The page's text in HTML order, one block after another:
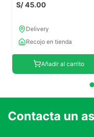
S/45.00
Delivery
Recojo en tienda
Añadir al carrito
Contacta un